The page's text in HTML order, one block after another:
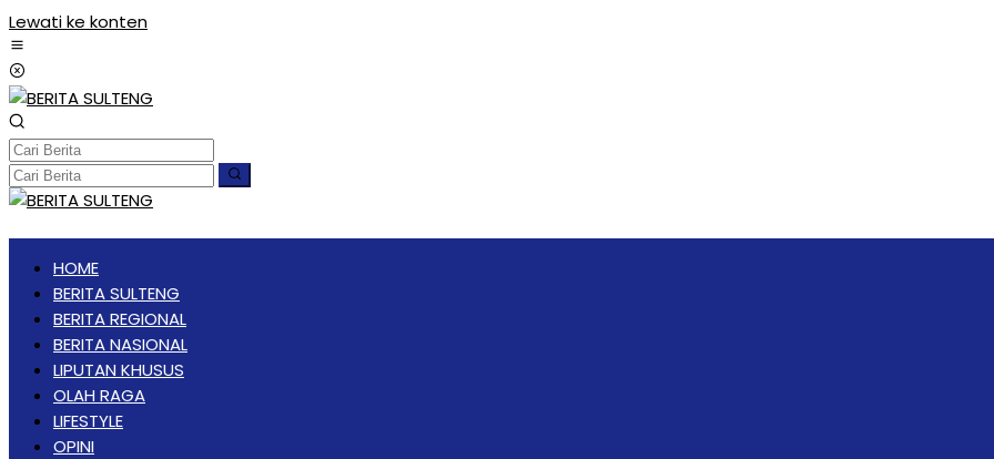
Lewati ke konten
HOME
BERITA SULTENG
BERITA REGIONAL
BERITA NASIONAL
LIPUTAN KHUSUS
OLAH RAGA
LIFESTYLE
OPINI